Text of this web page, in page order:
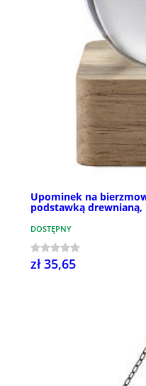
Upominek na
podstawką drewnianą,
DOSTĘPNY
zł 35,65